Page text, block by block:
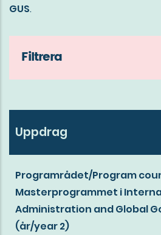
GUS.
Filtrera
Mer
Uppdrag
Programrådet/Program
Masterprogrammet i
Administration and Global
(år/year 2)